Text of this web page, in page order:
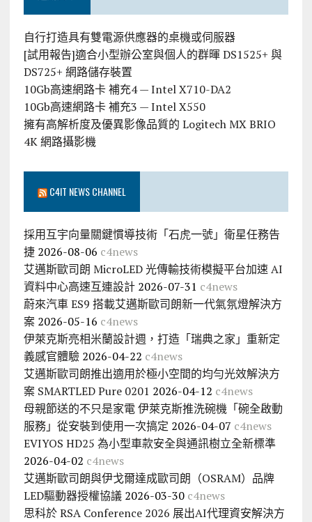
自行打造具有雙電源供應器的桌機或伺服器
[試用報告]適合小型辦公室與個人的群暉 DS1525+ 與
DS725+ 網路儲存裝置
10Gb高速網路卡 補充4 — Intel X710-DA2
10Gb高速網路卡 補充3 — Intel X550
擁有高解析度及優異影像品質的 Logitech MX BRIO
4K 網路攝影機
C4IT NEWS CHANNEL
採用互宇向量關鍵慣導技術「石虎一號」衛星任務告
捷 2026-08-06 c4news
艾邁斯歐司朗 MicroLED 光傳輸技術模擬平台加速 AI
資料中心高速互連設計 2026-07-31 c4news
蔚來汽車 ES9 搭載艾邁斯歐司朗新一代氣氛燈解決方
案 2026-05-16 c4news
伊萊克斯亮相米蘭設計週，打造「瑞典之家」重新定
義感官體驗 2026-04-22 c4news
艾邁斯歐司朗推出適用於極小空間的均勻光效解決方
案 SMARTLED Pure 0201 2026-04-12 c4news
母親節送的不只是家電 伊萊克斯推洗碗機「碗全啟動
服務」從安裝到使用一次搞定 2026-04-07 c4news
EVIYOS HD25 為小型車款安全與通訊樹立全新標準
2026-04-02 c4news
艾邁斯歐司朗與伊戈爾達成歐司朗（OSRAM）品牌
LED驅動器授權協議 2026-03-30 c4news
思科於 RSA Conference 2026 展出AI代理資安解決方